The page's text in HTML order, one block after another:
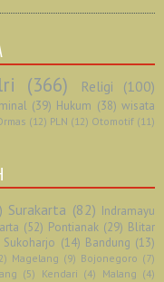
(366) Religi
(100)
(39) Hukum (38) wisata
(12) PLN (12) Otomotif (11)
Surakarta (82) Indramayu
(52) Pontianak (29) Blitar
Sukoharjo (14) Bandung (13)
Magelang (9) Bojonegoro (7)
(5) Kendari (4) Malang (4)